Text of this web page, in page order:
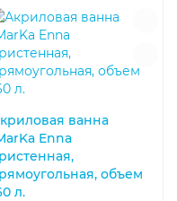
ванна
Enna
объем
л.